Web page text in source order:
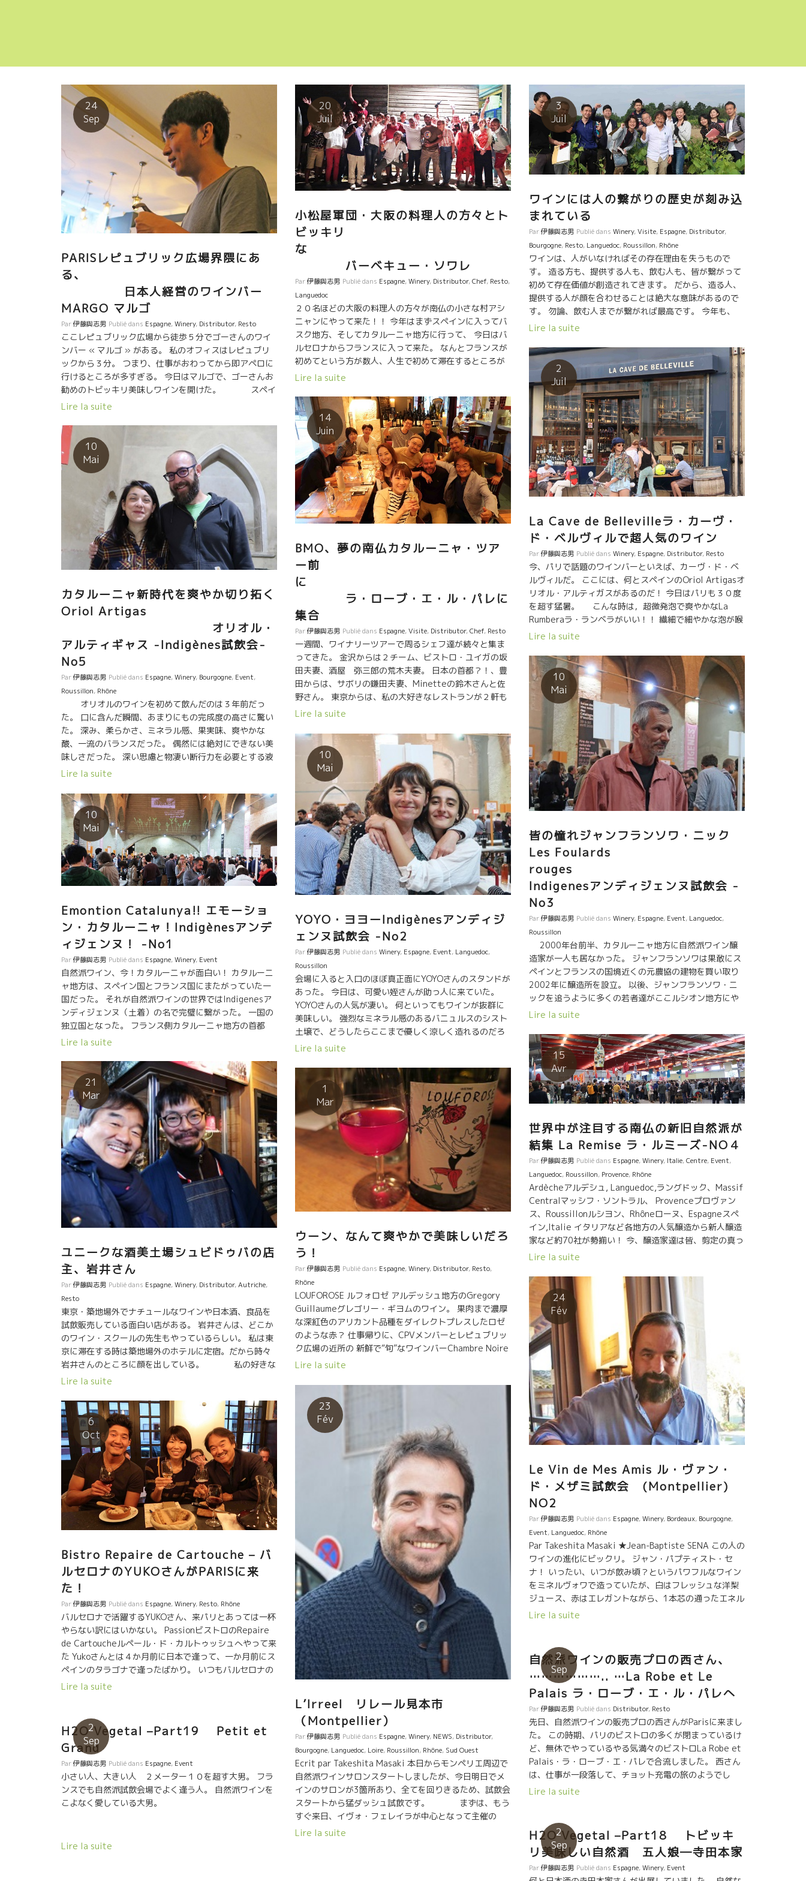
24
Sep
PARISレピュブリック広場界隈にあ
る、
日本人経営のワインバー
MARGO マルゴ
Par伊藤與志男 Publié dans Espagne,Winery, Distributor, Resto
ここレピュブリック広場から徒歩５分でゴーさんのワイ
ンバー « マルゴ » がある。 私のオフィスはレピュブリ
ックから３分。 つまり、仕事がおわってから即アペロに
行けるところが多すぎる。 今日はマルゴで、ゴーさんお
勧めのトビッキリ美味しワインを開けた。 スペイ
ンワインのイメージを根本的に変革させる人物が現れ
山ありました。 この人は別格です。 ★Oriol Artigas オ
リオル・アルティギャス★ フランス・ワイン界
の中にいれてもトップ・クラスに位置する実力を備えて
いる。 スペインで醸造学校の先生をやっている。しか
も、人間としての人物も素晴らしい。 謙虚で、穏やか
で、おおらか、気持ちのいい人だ。 彼のワインが一挙に
フランス中のトップビストロに入り出した。 こんなワイ
ンがオフィスの近くのビストロでアペロできるとは幸せ
だ。 この夏に日本の皆さんと訪問したばかりだった。オ
リオルさんの蔵の中庭での昼食は最高でした。 日本から
来たレストラン、ビストロの素晴らしいオーナーシェフ
の事を思い出しながら飲んでいたら、日本のBMO社の
MasakoさんよりLineがはいった。 以心伝心。
Lire la suite
20
Juil
小松屋軍団・大阪の料理人の方々とト
ビッキリ
な
バーベキュー・ソワレ
Par伊藤與志男 Publié dans Espagne,Winery, Distributor,Chef, Resto,
Languedoc
２０名ほどの大阪の料理人の方々が南仏の小さな村アシ
ニャンにやって来た！！ 今年はまずスペインに入ってバ
スク地方、そしてカタルーニャ地方に行って、 今日はバ
ルセロナからフランスに入って来た。 なんとフランスが
初めてという方が数人、人生で初めて滞在するところが
人口２００人の アシニャン村、という普通の旅では絶対
と特別なバーベキュー・ソワレ。 流石にプロフェッシ
ョナルの皆さん、瞬時に特設バーベキュー台を作って、
皆さんの特別料理が 次々と出てきた。 ヨーロッパに着い
て４日目、チョット日本食、ご飯などが食べてくなる時
期。 南仏の太陽で育った小松屋の１７年産の少量生産の
ワインと特別料理をみんなで楽しんだ。 そして、勿論、
スリエ醸造のトビッキリ美味しいロゼが最高に心地よか
った。 スリエ醸造の中庭、夜になると２４度程でここ心
地よい。日本のように蚊がいないので安心。 太陽は沈ん
で暗くなるのが２２時ごろという、最高の季節、なんと
しい料理。今日ナルボンヌの街の市場で仕入れた新鮮な
魚介類と野菜中心。 大阪のパスタ専門店のイカ
墨パスタ。赤身の牛肉、ポテトサラダ、そして、 美味し
い“おむすび”で仕上げた。 もう、たまらなく美味
しく、楽しい人達の集まり。醸造元でこんなことができ
るなんて素晴らしいことだ。 初めてお逢いする人
も、もうずっと前から知っているかのように親近感があ
る。 最後は、蔵の中に入って２０１７年産の樽
熟成中のものをテースティングして終わった。 大阪の皆
さん、小松屋の皆さん、忘れられないソワレを有難うご
ざいました。 また、来年、お待ちしております。
Lire la suite
3
Juil
ワインには人の繋がりの歴史が刻み込
まれている
Par伊藤與志男 Publié dans Winery,Visite, Espagne, Distributor,
Bourgogne, Resto, Languedoc, Roussillon, Rhône
ワインは、人がいなければその存在理由を失うもので
す。 造る方も、提供する人も、飲む人も、皆が繋がって
初めて存在価値が創造されてきます。 だから、造る人、
提供する人が顔を合わせることは絶大な意味があるので
す。 勿論、飲む人までが繋がれば最高です。 今年も、
４，５，６月は多くの人が醸造元まで逢いにきてくれま
プニングが生じます。 エモーションとエモーションが触
れ合うからです。 この両者の出逢いが造る人にも販売者
にも大きな影響を与えてくれています。 つまり、これか
らのワインに多大なポジティフな進展の可能性を伸ばし
てくれています。 もう一つのドラマです。 できうる限
り、そのドラマを紹介していきたいと思います。
★ESPOA ツアー /Marc PESNOT マルク・ペノさんの
Sénéchalièreセネシャリール醸造元にて ★BMO社 南
仏カタルーニャ ツアー /エリックのL’Anglore ラング
ロール醸造元にて ★CPVツアー Olivier COHENオリ
ビエ・コーエン醸造元、MADAマダ醸造元。 ★大阪トル
トゥーガの萬谷シェフ/ Philippe PACALETフィリップ・
ル・ヴァンのRebeccaレベッカさん/ Dard et Riboダー
ル・エ・リボ醸造にて
Lire la suite
2
Juil
La Cave de Bellevilleラ・カーヴ・
ド・ベルヴィルで超人気のワイン
Par伊藤與志男 Publié dans Winery, Espagne, Distributor, Resto
今、パリで話題のワインバーといえば、カーヴ・ド・ベ
ルヴィルだ。 ここには、何とスペインのOriol Artigasオ
リオル・アルティガスがあるのだ！ 今日はパリも３０度
を超す猛暑。 こんな時は，超微発泡で爽やかなLa
Rumberaラ・ランベラがいい！！ 繊細で細やかな泡が喉
の清涼感をもたらしてくれる。 ウーン！なんて、心地よ
にスペインのOriol Artigasオリオル・アルティガスに行
って来たばかり。オリオルの人物的魅力も凄かった。
もうパリでも大評判になっている。世の中のスピードと
物流の速さに驚くばかり。 こうなったら、２本目も
Oriol Artigasオリオル・アルティギャスでいこう。La
Bestiaラ・ベスティアを開けた。 オリオルの葡萄園の景
色が目に浮かんでくる。地中海を見下ろす山の斜面、バ
ルセロナに限りなく近い畑。 あそこで、この爽やか
さ！！ 考えられない！！ Bellevilleべルヴィルと云え
ば中華街のイメージがあるけど、今、雰囲気が変わりつ
つある。 そんな中で素晴らしいワイン屋 兼 ビストロ
のスタイルの店がCave de Bellevilleカーヴ・ド・ベル
品揃えがトビッキリ凄い。 この二人のワイン選別センス
はマニフィック。 そして、この心地よい、ゆったりとし
た空気が気に入った。 また、来よう！
Lire la suite
14
Juin
BMO、夢の南仏カタルーニャ・ツア
ー前
に
ラ・ローブ・エ・ル・パレに
集合
Par伊藤與志男 Publié dans Espagne,Visite, Distributor,Chef, Resto
一週間、ワイナリーツアーで周るシェフ達が続々と集ま
ってきた。 金沢からは２チーム、ビストロ・ユイガの坂
田夫妻、酒屋 弥三郎の荒木夫妻。 日本の首都？！、豊
田からは、サボリの鎌田夫妻、Minetteの鈴木さんと佐
野さん。 東京からは、私の大好きなレストランが２軒も
参加です。 渋谷の高太郎さん、そしてパッッション焼き
星のやの吉村さんが参加。 こんな豪華メンバーで一週間
の旅にでます。 初日はシャルル・ドゴール空港につい
てほぼ直行でここに来た。 皆、疲れ知らずの元気さで、
よく食べて、飲みました。
Lire la suite
10
Mai
カタルーニャ新時代を爽やか切り拓く
Oriol Artigas
オリオル・
アルティギャス -Indigènes試飲会-
No5
Par伊藤與志男 Publié dans Espagne,Winery, Bourgogne, Event,
Roussillon, Rhône
オリオルのワインを初めて飲んだのは３年前だっ
た。 口に含んだ瞬間、あまりにもの完成度の高さに驚い
た。 深み、柔らかさ、ミネラル感、果実味、爽やかな
酸、一流のバランスだった。 偶然には絶対にできない美
味しさだった。 深い思慮と物凄い断行力を必要とする液
体だった。 オリオルのことを知れば知るほどに凄いなと
オルはカタルーニャ地方でワイン醸造学校の先生も務め
ている。 フランスではありえないことだ。 フランスのワ
イン学校の先生で自然な手法でワインを造ることができ
る人は皆無だ。 自然なワイン造りを科学的観点から真正
面に取り組んでいる。 やっと、待ちに待った人物が出て
きた。 彼女のアヌクは東洋系フランス人。 だらから、
時々フランスに来てフランスの蔵を周って研究してい
る。 フィリップ・パカレ、ドミニック・ドゥラン、フィ
ァレスなど 色んなタイプの醸造家と逢って勉強してい
る。 何より人間性が良い。 山が好きで暇がればピレ
ネーの山に入る。自然を尊重して心より愛している。 ま
だ、キチットした醸造設備が整っているわけではない。
物理的要素が少しずつ整ってくるだろう。 色んな要素か
ら見て本気で将来が楽しみな人がでたものだ。 ずっと見
守りたい人だ。 2017年産も素晴らしかった。
Lire la suite
10
Mai
皆の憧れジャンフランソワ・ニック
Les Foulards
rouges
Indigenesアンディジェンヌ試飲会 -
No3
Par伊藤與志男 Publié dans Winery, Espagne, Event, Languedoc,
Roussillon
2000年台前半、カタルーニャ地方に自然派ワイン醸
造家が一人も居なかった。 ジャンフランソワは果敢にス
ペインとフランスの国境近くの元農協の建物を買い取り
2002年に醸造所を設立。 以後、ジャンフランソワ・ニ
ックを追うように多くの若者達がここルシオン地方にや
って来た。 惜しみなく栽培・醸造のアドバイスをして彼
ンソワは師とか先生と言われるのが嫌い。 家族のよう
に、必要な時に必要な事をドンピシャリとアドバイスす
る。 例えそれが困難なことでも、必要な事は真っ直ぐに
伝える。 自分自身が色々な困難を乗り越えてやってきた
から躊躇はしない。 だからこそ、皆から尊敬される。 次
世代のカタルーニャ地方の自然派のリーダーになるであ
クに飲んでもらって意見を聞きたくてジャンフランソワ
のテーブルにやって来る。 オリオル・アルティギャス
Oriol・Artigas、コスミックCosmicのサルバドール。
となっている。 ワインの品質は、細かい作業の積み重
ね。毎年100%やりたいことができる年は少ない。 人が
加われば色んなことが可能になる。 このレベルになると
プラス・アルファは大きな改良要素になる。 フランスで
は単なる従業員でなく家族であることはトビッキリ重要
な事。 ますますワインが美味しくなっている。 熟練した
者しか出せない味覚、透明感、色は淡いけどミネラルが
スーット伸びてくる、絶妙の果実味。イヤー、旨い！！
Lire la suite
10
Mai
YOYO・ヨヨーIndigènesアンディジ
ェンヌ試飲会 -No2
Par伊藤與志男 Publié dans Winery, Espagne, Event, Languedoc,
Roussillon
会場に入ると入口のほぼ真正面にYOYOさんのスタンドが
あった。 今日は、可愛い姪さんが助っ人に来ていた。
YOYOさんの人気が凄い。 何といってもワインが抜群に
美味しい。 強烈なミネラル感のあるバニュルスのシスト
土壌で、どうしたらここまで優しく涼しく造れるのだろ
う？ 優しくてもシスト土壌のミネラルはキッチリのって
造り上げている。 夜の晩餐会ではYOYOさんの隣に座
って色んな話しが聞けた。 数週間前まで日本にジャンフ
ランソワ・ニックと滞在していた。 日本で多くに人に巡
り逢って大変喜んでいました。 特に、北海道での寿司屋
さんで食べた魚類の新鮮さには感動していた。 写真を
色々見せて頂いた。 生きている透明のイカをその場で調
理してもらった美味しさに驚いていた。 今回の初耳
なお話しは、YOYOさんはドイツのフランクフルトに５年
間も住んだことがあるそうです。 LA Vierge Rouge
ラ・ヴィエルジュ・ルージュとAkoibonアコワボンのマ
グナムを飲みました。 スペイン・カタルー
しいワインを造りあげたCosmicのサルバドールもジャン
フランソワ・ニックとYoyoさんのワインが大好きだ。
Lire la suite
10
Mai
Emontion Catalunya!! エモーショ
ン・カタルーニャ！Indigènesアンデ
ィジェンヌ！ -No1
Par伊藤與志男 Publié dans Espagne,Winery, Event
自然派ワイン、今！カタルーニャが面白い！ カタルーニ
ャ地方は、スペイン国とフランス国にまたがっていた一
国だった。 それが自然派ワインの世界ではIndigenesア
ンディジェンヌ（土着）の名で完璧に繋がった。 一国の
独立国となった。 フランス側カタルーニャ地方の首都
Perpignanペルピニャンの街で自然派ワイン見本市が開
家が結集した。 世界に向けて、今、自然派ワインの進化
の最前線にいる新旧の象徴的な醸造家がここカタルーニ
ャからメッセージを発信。 エモーションが伝わってく
るようなワインはそう沢山ない。 当たり前のことを、や
っているだけの栽培・醸造ではエモーションが入らな
い。 何の世界でも、エッ！ここまでやるの！と驚くよう
なことを平然とやってしまう人達がいる。 大きな規模の
醸造元では決してできないリスクを、果敢に平然とやっ
てしまう醸造家がカタルーニャには多い。 畑、ミクロク
リマ、微生物達、太陽、ミネラル、これらすべてと会話
ができる程の人達でないと出せない味覚がある。 大手醸
造元の従業員がそれぞれを別々に担当してやるようなワ
イン造りでは出せない味覚がある。 一人の人間がすべて
というか、アートというか、そこにはエモーションがあ
る。Passionがある。 そんな人達がここカタルーニャに
は多い。
Lire la suite
15
Avr
世界中が注目する南仏の新旧自然派が
結集 La Remise ラ・ルミーズ-NO４
Par伊藤與志男 Publié dans Espagne,Winery, Italie,Centre, Event,
Languedoc, Roussillon, Provence, Rhône
Ardècheアルデシュ, Languedoc,ラングドック、Massif
Centralマッシフ・ソントラル、 Provenceプロヴァン
ス、Roussillonルシヨン、Rhôneローヌ、Espagneスペ
イン,Italie イタリアなど各地方の人気醸造から新人醸造
家など約70社が勢揃い！ 今、醸造家達は皆、剪定の真っ
最中。 剪定ハサミをおいて2017年産をタンクから抜い
は、このル・ミーズが最高の時期。 １月、２月にある自
然派大試飲会では、まだ醸造中にものが多く試飲できな
い。 発酵後、落ちつたこの時期がよい。 17産は皆苦労
した。去年の春の寒波で芽が凍って生産量が半分以下の
蔵が多い。 もう、３年連続天候不良で収穫が５０％以下
の蔵が結構ある。 正直いって、もう経営が実に厳しい蔵
もある。それでも、天に文句も言えず、ただすべてを受
け容れて、 忍耐と希望で、気を入れ直して再開するしか
ない。これが農業。 ★Mas de L’Escaridaマス・ド・エ
スカリーダ醸造、（南アルデシュ地方ローヌ右岸） 追究
心が半端でないローランならではのプレシジョンのスタ
イル。 透明感のあるミネラル感の綺麗なスタイルに仕上
がっている。 ★Grégory Guillaume グレゴリー・ギ
の転身のギヨムも、１７年は壊滅的な収量だった。今年
は売るものがない。 今回のルミーズの参加は、醸造仲間
達との交流とファンへの状況説明の為。試飲も一品の
み。 １８年産に期待がかかる。応援したい！！
Lire la suite
21
Mar
ユニークな酒美土場シュビドゥバの店
主、岩井さん
Par伊藤與志男 Publié dans Espagne,Winery, Distributor,Autriche,
Resto
東京・築地場外でナチュールなワインや日本酒、食品を
試飲販売している面白い店がある。 岩井さんは、どこか
のワイン・スクールの先生もやっているらしい。 私は東
京に滞在する時は築地場外のホテルに定宿。だから時々
岩井さんのところに顔を出している。 私の好きな
ワインや日本酒があるからです。 岩井さんの商品選択の
ョット違う感性を持った人だなと思う。 店も小さいので
何でもかんでも置けないのが理由かもしれませんが、本
当に本人が好きなものしか置いてないな、ということが
理解できる。 私が驚いているのは、オーストリアのシュ
トロマイヤー Strohmeier のワインを置いてあるこ
と。 もう一本は、スペインのパルティーダ・クレウス醸
造 Partida Creus のワインを置いてあること。。
この二本は私が大好きなワインの中でも、かなり異
質な魅力を備えたワインだからです。 いつも私の心の中
で、深いところで驚かされている醸造家の二人だからで
んってどんな人なんだろう？ いつも思っている。
日本滞在中は，超過密スケジュールなのでゆっ
くり話すこともできないので、まだよく岩井さんの事は
よく知らないのですが、一度ゆっくり一緒に飲みたい人
です。 東京にお住まいの皆さん、銀座からも近いし、週
末に銀ブラしてチョット足を伸ばして、築地場外まで行
ってみる価値大ですよ。 私の大好きな日本酒、寺田本家
も揃ってます。
Lire la suite
1
Mar
ウーン、なんて爽やかで美味しいだろ
う！
Par伊藤與志男 Publié dans Espagne,Winery, Distributor, Resto,
Rhône
LOUFOROSE ルフォロゼ アルデッシュ地方のGregory
Guillaumeグレゴリー・ギヨムのワイン。 果肉まで濃厚
な深紅色のアリカント品種をダイレクトプレスしたロゼ
のような赤？ 仕事帰りに、CPVメンバーとレピュブリッ
ク広場の近所の 新鮮で“旬”なワインバーChambre Noire
シャンブル・ノワールへ。 若いお兄ちゃんに、『爽やか
た。 最初の一杯には最高の選択。 Paris事務所に近
いこともあって、最近よく顔を出すワインバー。 ２０代
の若手のセンス、今までの自然派ワインーバーとは、こ
れまたチョット違って面白い！ ワインを飲んでい
ると、造り手も顔が浮かんでくる。元気にやっているか
な、グレゴリー。 ウーン、爽やかで美味しい二本目！
参ったな！ 北アルデッシュ地方のDaniel SAGEダニエ
ル・サージュのNyctalopieニクタロピ。 こんどはオーナ
ーの一人のオリヴァーのお勧めワイン。このワインにぞ
っこん。一緒に乾杯！ この店、よく見るアルデッシ
ュ地方のワインが充実している。好きなんだろう。 これ
を機にオリヴァーも一緒に飲んで色々はなす。 何と南フ
ランスで数年前からワインを試作しているとのこと。も
う一人ノオーナーであるレミーの家族が葡萄園を持って
いるらしい。今年から本格的に造るらしい。 楽しみ
だ。 三本目はこれ！ロマンな男、Partida
Creusパルティーダ・クレウスのワイン。 これは最近ス
ペインに凝っているKishoのセレクション。まるでジュー
スのように美味しい。 明日から、日本出張！しばらくは
Parisともお別れだ。日本の皆さん！一緒に一杯やりまし
ょう！！
Lire la suite
24
Fév
Le Vin de Mes Amis ル・ヴァン・
ド・メザミ試飲会 (Montpellier)
NO2
Par伊藤與志男 Publié dans Espagne,Winery, Bordeaux, Bourgogne,
Event, Languedoc, Rhône
Par Takeshita Masaki ★Jean-Baptiste SENA この人の
ワインの進化にビックリ。 ジャン・パプティスト・セ
ナ！ いったい、いつが飲み頃？というパワフルなワイン
をミネルヴォワで造っていたが、白はフレッシュな洋梨
ジュース、赤はエレガントながら、1本芯の通ったエネル
ギー詰まったワイン。 髭をはやし、性格的も穏やかにな
2015年ヴィンテージを持参。このエレガントなミネラル
感がたまらない。繊細なシャブリ。余韻の塩気が心地良
い。 ★Mas Haut BUIS ラングドックの標高500m
にぶどう畑を持つマス・オー・ビュイ。 オリヴィエも昔
は凝縮度たっぷり、新樽たっぷりのワインを造っていた
が、今やマセラシオンカルボニックで、樽の使用も減ら
し、素晴らしいバランスのワインを造っている。
★Cosmic(スペイン) この自然派巨匠溢れるサロンで、ひ
ときわ輝いていたのが、スペインのコスミック。 ザルバ
は見ての通り、チベットあたりの修行僧のような雰囲
まった、研ぎ澄まされたワイン。 カリニャン・ノワー
インを超えた飲料。 ちょうどMas Pellisserマス・ペリ
セールのOriol Artigasオリオルも試飲会に来ており、ザ
ルバと熱く語りあっていた。 今からのスペイン自然派を
引っ張っていく、輝く2人だ！ ★Christophe
Pueyo サンテミリオンのクリストフ・プエヨもセミヨン
Lire la suite
23
Fév
L’Irreel リレール見本市
（Montpellier）
Par伊藤與志男 Publié dans Espagne,Winery, NEWS, Distributor,
Bourgogne, Languedoc, Loire, Roussillon, Rhône, Sud Ouest
Ecrit par Takeshita Masaki 本日からモンペリエ周辺で
自然派ワインサロンスタートしましたが、今日明日でメ
インのサロンが3箇所あり、全てを回りきるため、試飲会
スタートから猛ダッシュ試飲です。 まずは、もう
すぐ来日、イヴォ・フェレイラが中心となって主催の
L’irreelリレールに訪問。 最初の試飲は、今や通称モナ
Lire la suite
6
Oct
Bistro Repaire de Cartouche – バ
ルセロナのYUKOさんがPARISに来
た！
Par伊藤與志男 Publié dans Espagne,Winery, Resto, Rhône
バルセロナで活躍するYUKOさん、来パリとあっては一杯
やらない訳にはいかない。 PassionビストロのRepaire
de Cartoucheルペール・ド・カルトゥッシュへやって来
た Yukoさんとは４か月前に日本で逢って、一か月前にス
ペインのタラゴナで逢ったばかり。 いつもバルセロナの
太陽の様に明るく元気なYukoさん。 今回は京都の大鵬さ
するとのこと。 忙しく活躍するYukoさん。生きてるね！
って感じ。 ここRepaire de Cartoucheルペール・ド・
カルトゥッシュに来たら、まずこれでしょう。 René-
Jean の白を注文したらいきなりこれが出てきました。
サンジョゼフのPitrouピトル2004年だ。 ヤー、な..なん
という液体だ。 もう１３年という歳月が流れている。果
実味はもう薄れてビシッとミネラルからくる“うまみ”が
ャン 『エルミタージュやここサンジョゼフのテロワール
Lire la suite
2
Sep
自然派ワインの販売プロの西さん、
……………….. …La Robe et Le
Palais ラ・ローブ・エ・ル・パレへ
Par伊藤與志男 Publié dans Distributor, Resto
先日、自然派ワインの販売プロの西さんがParisに来まし
た。 この時期、パリのビストロの多くが閉まっているけ
ど、無休でやっているやる気満々のビストロLa Robe et
Palais・ラ・ローブ・エ・パレで合流しました。 西さん
は、仕事が一段落して、チョット充電の旅のようでし
た。 南フランスでは岩ちゃん（岩田コキさん）と逢っ
海沿いの南フランスが大変気に入ったようでした。
Lire la suite
2
Sep
H2O Vegetal –Part19 Petit et
Grand
Par伊藤與志男 Publié dans Espagne, Event
小さい人、大きい人 ２メーター１０を超す大男。 フラ
ンスでも自然派試飲会場でよく逢う人。 自然派ワインを
こよなく愛している大男。
Lire la suite
2
Sep
H2O Vegetal –Part18 トビッキ
リ美味しい自然酒 五人娘―寺田本家
Par伊藤與志男 Publié dans Espagne,Winery, Event